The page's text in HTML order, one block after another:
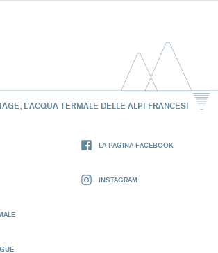
L'ACQUA TERMALE DELLE ALPI FRANCESI
LA PAGINA FACEBOOK
INSTAGRAM